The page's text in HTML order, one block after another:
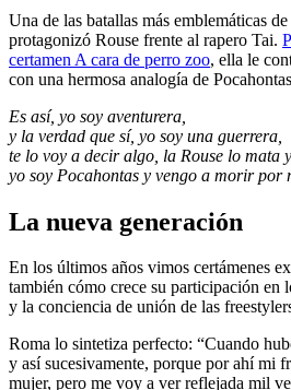
Una de las batallas más emblemáticas
protagonizó Rouse frente al rapero Tai.
certamen A cara de perro zoo, ella le
con una hermosa analogía de
Es así, yo soy aventurera,
y la verdad que sí, yo soy una guerrera,
te lo voy a decir algo, la Rouse lo mata
yo soy Pocahontas y vengo a morir por
La nueva generación
En los últimos años vimos certámenes
también cómo crece su participación en
y la conciencia de unión de las
Roma lo sintetiza perfecto: “Cuando
y así sucesivamente, porque por ahí mi
mujer, pero me voy a ver reflejada mil